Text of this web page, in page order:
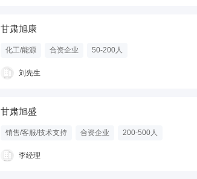
甘肃旭康
化工/能源 合资企业 50-200人
刘先生
甘肃旭盛
销售/客服/技术支持 合资企业 200-500人
李经理